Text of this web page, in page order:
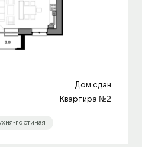
Дом сдан
Квартира №2
гостиная